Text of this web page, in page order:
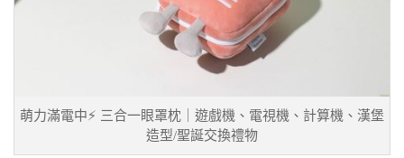
萌力滿電中⚡ 三合一眼罩枕｜遊戲機、電視機、計算機、漢堡
造型/聖誕交換禮物